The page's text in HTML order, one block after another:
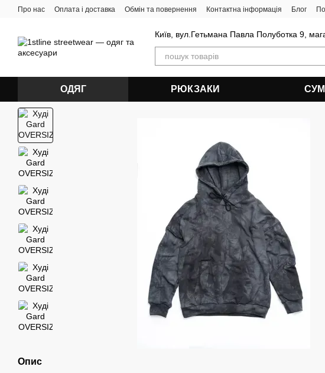
Перейти до основного контенту
Про нас Оплата і доставка Обмін та повернення Контактна інформація Блог
Київ, вул.Гетьмана Павла Полуботка 9,
ОДЯГ РЮКЗАКИ
Опис